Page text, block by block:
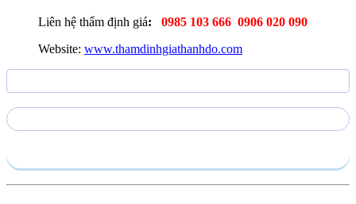
Liên hệ thẩm định giá: 0985 103 666 0906 020 090
Website: www.thamdinhgiathanhdo.com